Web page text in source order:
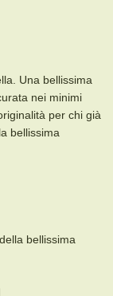
Una bellissima
nei minimi
per chi già
bellissima
bellissima